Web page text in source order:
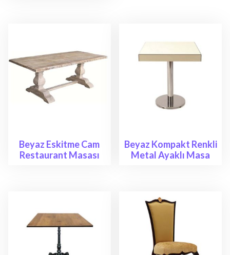
Beyaz Eskitme Cam
Restaurant Masası
Beyaz Kompakt Renkli
Metal Ayaklı Masa